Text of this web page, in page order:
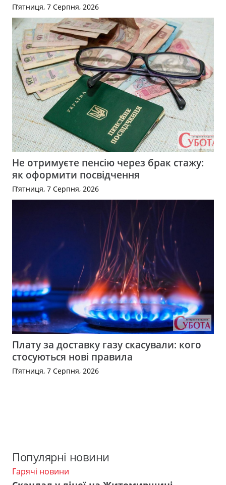
П’ятниця, 7 Серпня, 2026
Не отримуєте пенсію через брак стажу:
як оформити посвідчення
П’ятниця, 7 Серпня, 2026
Плату за доставку газу скасували: кого
стосуються нові правила
П’ятниця, 7 Серпня, 2026
Популярні новини
Гарячі новини